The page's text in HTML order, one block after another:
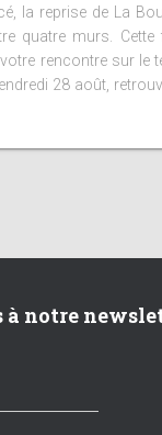
la reprise de La
quatre murs. Cette
rencontre sur le
28 août,
à notre